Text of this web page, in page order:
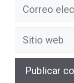
Correo
Sitio